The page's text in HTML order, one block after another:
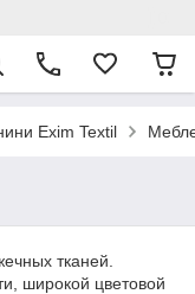
Exim Textil
тканей.
широкой цветовой